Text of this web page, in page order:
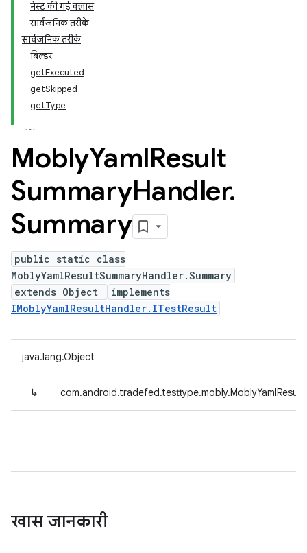
नेस्ट की गई क्लास
सार्वजनिक तरीके
सार्वजनिक तरीके
बिल्डर
getExecuted
getSkipped
getType
MoblyYamlResult
SummaryHandler.
Summary
public static class
MoblyYamlResultSummaryHandler.Summary
extends Object
implements
IMoblyYamlResultHandler.ITestResult
java.lang.Object
↳
खास जानकारी